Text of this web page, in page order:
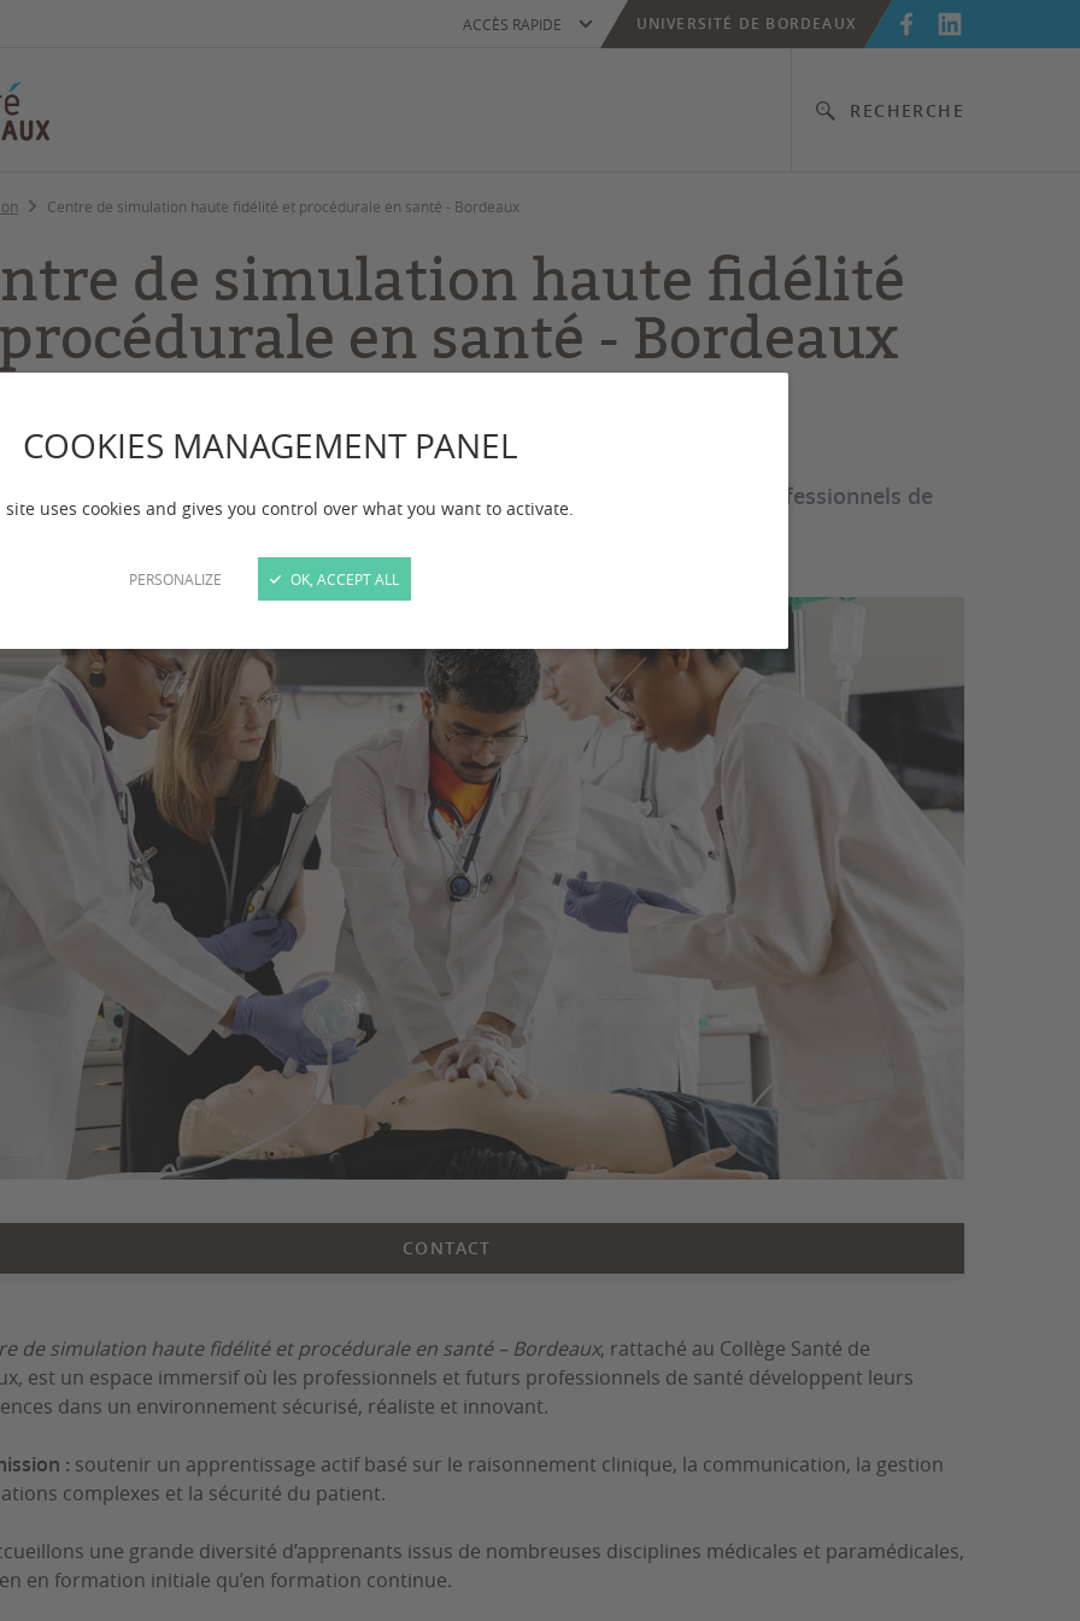
COOKIES MANAGEMENT PANEL
site uses cookies and gives you control over what you want to activate.
PERSONALIZE OK, ACCEPT ALL
RECHERCHE
ACCÈS RAPIDE UNIVERSITÉ DE BORDEAUX
Centre de simulation haute fidélité et procédurale en santé - Bordeaux
de simulation haute fidélité
en santé - Bordeaux
mot de la plateforme de simulation est la coopération entre tous les professionnels de
le développement de la simulation en santé.
CONTACT
de simulation haute fidélité et procédurale en santé – Bordeaux, rattaché au Collège Santé de
est un espace immersif où les professionnels et futurs professionnels de santé développent leurs
dans un environnement sécurisé, réaliste et innovant.
: soutenir un apprentissage actif basé sur le raisonnement clinique, la communication, la gestion
complexes et la sécurité du patient.
une grande diversité d’apprenants issus de nombreuses disciplines médicales et paramédicales,
en formation initiale qu’en formation continue.